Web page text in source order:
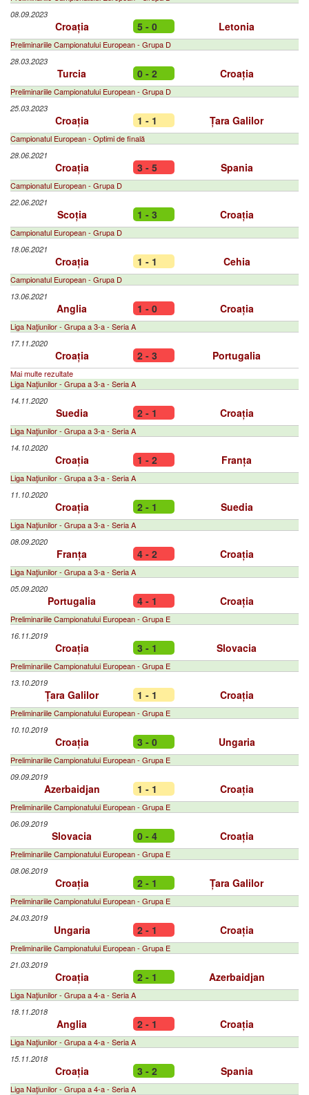
08.09.2023
Croația 5 - 0 Letonia
Preliminariile Campionatului European - Grupa D
28.03.2023
Turcia 0 - 2 Croația
Preliminariile Campionatului European - Grupa D
25.03.2023
Croația 1 - 1 Țara Galilor
Campionatul European - Optimi de finală
28.06.2021
Croația 3 - 5 Spania
Campionatul European - Grupa D
22.06.2021
Scoția 1 - 3 Croația
Campionatul European - Grupa D
18.06.2021
Croația 1 - 1 Cehia
Campionatul European - Grupa D
13.06.2021
Anglia 1 - 0 Croația
Liga Naţiunilor - Grupa a 3-a - Seria A
17.11.2020
Croația 2 - 3 Portugalia
Mai multe rezultate
Liga Naţiunilor - Grupa a 3-a - Seria A
14.11.2020
Suedia 2 - 1 Croația
Liga Naţiunilor - Grupa a 3-a - Seria A
14.10.2020
Croația 1 - 2 Franța
Liga Naţiunilor - Grupa a 3-a - Seria A
11.10.2020
Croația 2 - 1 Suedia
Liga Naţiunilor - Grupa a 3-a - Seria A
08.09.2020
Franța 4 - 2 Croația
Liga Naţiunilor - Grupa a 3-a - Seria A
05.09.2020
Portugalia 4 - 1 Croația
Preliminariile Campionatului European - Grupa E
16.11.2019
Croația 3 - 1 Slovacia
Preliminariile Campionatului European - Grupa E
13.10.2019
Țara Galilor 1 - 1 Croația
Preliminariile Campionatului European - Grupa E
10.10.2019
Croația 3 - 0 Ungaria
Preliminariile Campionatului European - Grupa E
09.09.2019
Azerbaidjan 1 - 1 Croația
Preliminariile Campionatului European - Grupa E
06.09.2019
Slovacia 0 - 4 Croația
Preliminariile Campionatului European - Grupa E
08.06.2019
Croația 2 - 1 Țara Galilor
Preliminariile Campionatului European - Grupa E
24.03.2019
Ungaria 2 - 1 Croația
Preliminariile Campionatului European - Grupa E
21.03.2019
Croația 2 - 1 Azerbaidjan
Liga Naţiunilor - Grupa a 4-a - Seria A
18.11.2018
Anglia 2 - 1 Croația
Liga Naţiunilor - Grupa a 4-a - Seria A
15.11.2018
Croația 3 - 2 Spania
Liga Naţiunilor - Grupa a 4-a - Seria A